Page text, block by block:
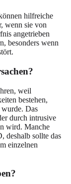
hilfreiche
wenn sie von
angetrieben
besonders wenn
weil
bestehen,
wurde. Das
durch intrusive
wird. Manche
deshalb sollte das
einzelnen